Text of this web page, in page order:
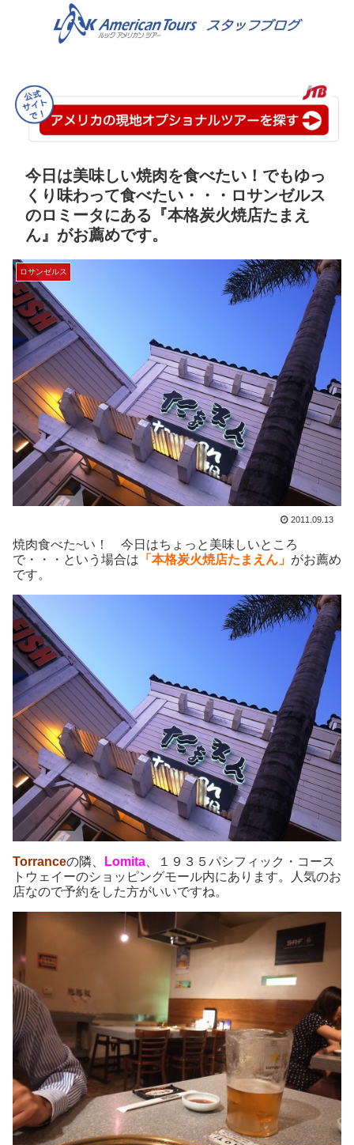
今日は美味しい焼肉を食べたい！でもゆっ
くり味わって食べたい・・・ロサンゼルス
のロミータにある『本格炭火焼店たまえ
ん』がお薦めです。
ロサンゼルス
2011.09.13
焼肉食べた~い！ 今日はちょっと美味しいところ
で・・・という場合は 「本格炭火焼店たまえん」 がお薦め
です。
Torranceの隣、 Lomita 、１９３５パシフィック・コース
トウェイーのショッピングモール内にあります。人気のお
店なので予約をした方がいいですね。